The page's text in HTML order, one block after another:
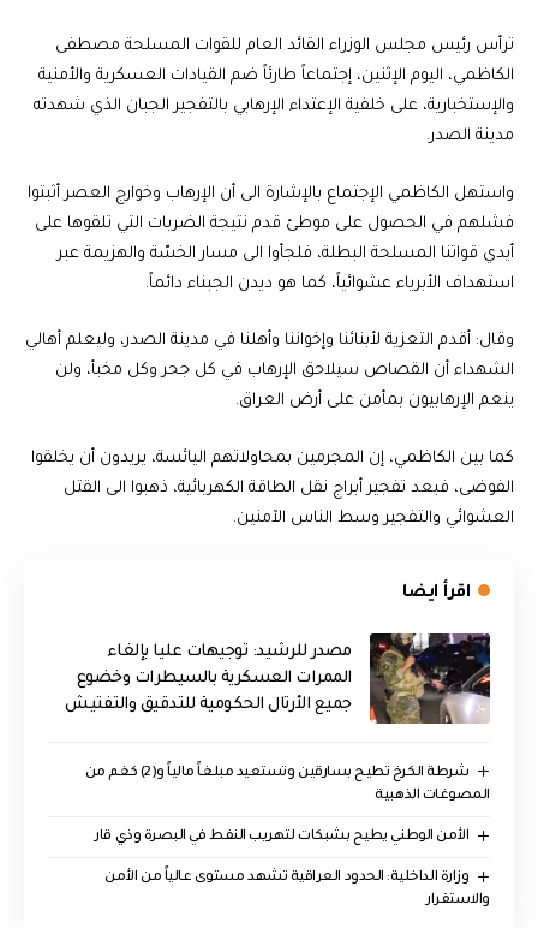
ترأس رئيس مجلس الوزراء القائد العام للقوات المسلحة مصطفى
الكاظمي، اليوم الإثنين، إجتماعاً طارئاً ضم القيادات العسكرية والأمنية
والإستخبارية، على خلفية الإعتداء الإرهابي بالتفجير الجبان الذي شهدته
مدينة الصدر.
واستهل الكاظمي الإجتماع بالإشارة الى أن الإرهاب وخوارج العصر أثبتوا
فشلهم في الحصول على موطئ قدم نتيجة الضربات التي تلقوها على
أيدي قواتنا المسلحة البطلة، فلجأوا الى مسار الخسّة والهزيمة عبر
استهداف الأبرياء عشوائياً، كما هو ديدن الجبناء دائماً.
وقال: أقدم التعزية لأبنائنا وإخواننا وأهلنا في مدينة الصدر، وليعلم أهالي
الشهداء أن القصاص سيلاحق الإرهاب في كل جحر وكل مخبأ، ولن
ينعم الإرهابيون بمأمن على أرض العراق.
كما بين الكاظمي، إن المجرمين بمحاولاتهم اليائسة، يريدون أن يخلقوا
الفوضى، فبعد تفجير أبراج نقل الطاقة الكهربائية، ذهبوا الى القتل
العشوائي والتفجير وسط الناس الآمنين.
اقرأ ايضا
مصدر للرشيد: توجيهات عليا بإلغاء
الممرات العسكرية بالسيطرات وخضوع
جميع الأرتال الحكومية للتدقيق والتفتيش
شرطة الكرخ تطيح بسارقين وتستعيد مبلغاً مالياً و(2) كغم من
المصوغات الذهبية
الأمن الوطني يطيح بشبكات لتهريب النفط في البصرة وذي قار
وزارة الداخلية: الحدود العراقية تشهد مستوى عالياً من الأمن
والاستقرار